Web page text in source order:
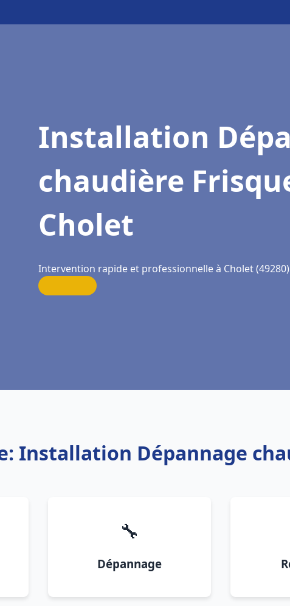
Installation
chaudière
Cholet
Intervention rapide et professionnelle à Cholet (49280)
Installation Dépannage
🔧
Dépannage